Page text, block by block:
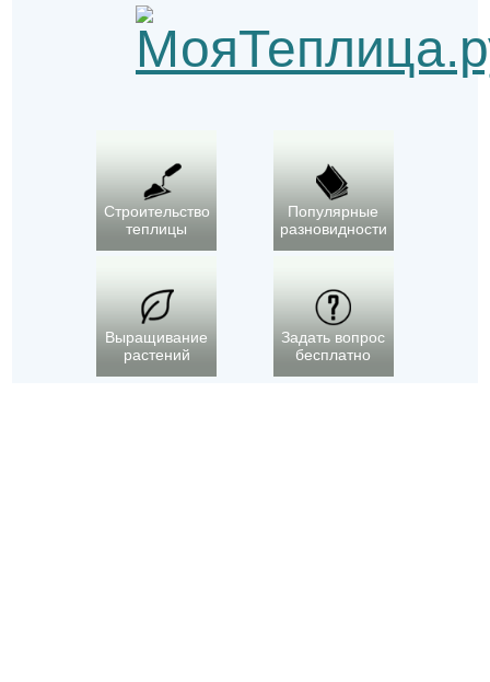
Строительство
теплицы
Популярные
разновидности
Выращивание
растений
Задать вопрос
бесплатно